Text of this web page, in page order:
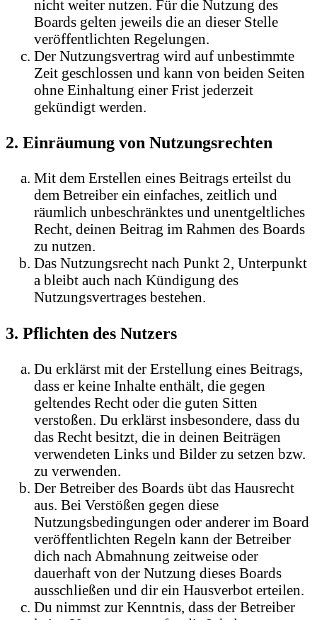
nicht weiter nutzen. Für die Nutzung des
Boards gelten jeweils die an dieser Stelle
veröffentlichten Regelungen.
Der Nutzungsvertrag wird auf unbestimmte
Zeit geschlossen und kann von beiden Seiten
ohne Einhaltung einer Frist jederzeit
gekündigt werden.
2. Einräumung von Nutzungsrechten
Mit dem Erstellen eines Beitrags erteilst du
dem Betreiber ein einfaches, zeitlich und
räumlich unbeschränktes und unentgeltliches
Recht, deinen Beitrag im Rahmen des Boards
zu nutzen.
Das Nutzungsrecht nach Punkt 2, Unterpunkt
a bleibt auch nach Kündigung des
Nutzungsvertrages bestehen.
3. Pflichten des Nutzers
Du erklärst mit der Erstellung eines Beitrags,
dass er keine Inhalte enthält, die gegen
geltendes Recht oder die guten Sitten
verstoßen. Du erklärst insbesondere, dass du
das Recht besitzt, die in deinen Beiträgen
verwendeten Links und Bilder zu setzen bzw.
zu verwenden.
Der Betreiber des Boards übt das Hausrecht
aus. Bei Verstößen gegen diese
Nutzungsbedingungen oder anderer im Board
veröffentlichten Regeln kann der Betreiber
dich nach Abmahnung zeitweise oder
dauerhaft von der Nutzung dieses Boards
ausschließen und dir ein Hausverbot erteilen.
Du nimmst zur Kenntnis, dass der Betreiber